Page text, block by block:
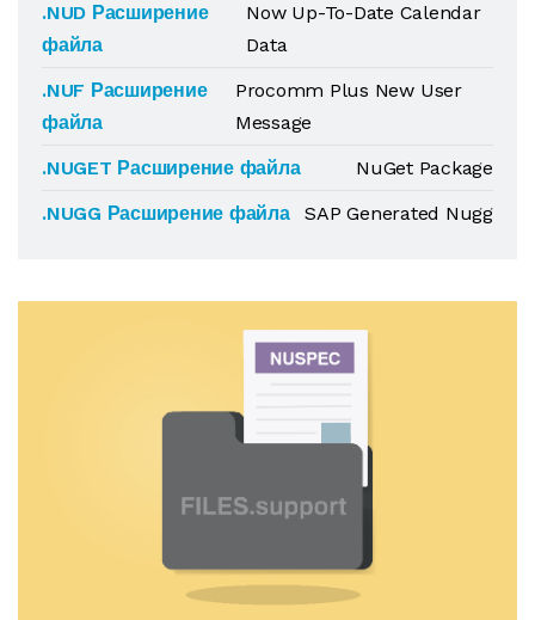
.NUD Расширение
файла
Now Up-To-Date Calendar
Data
.NUF Расширение
файла
Procomm Plus New User
Message
.NUGET Расширение файла
NuGet Package
.NUGG Расширение файла
SAP Generated Nugg